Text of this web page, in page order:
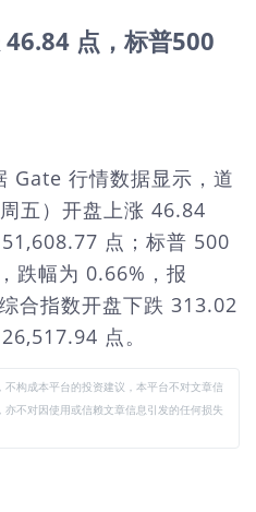
点，标普500
Gate 行情数据显示，道
五）开盘上涨 46.84
点；标普 500
跌幅为 0.66%，报
合指数开盘下跌 313.02
点。
构成本平台的投资建议，本平台不对文章信
不对因使用或信赖文章信息引发的任何损失